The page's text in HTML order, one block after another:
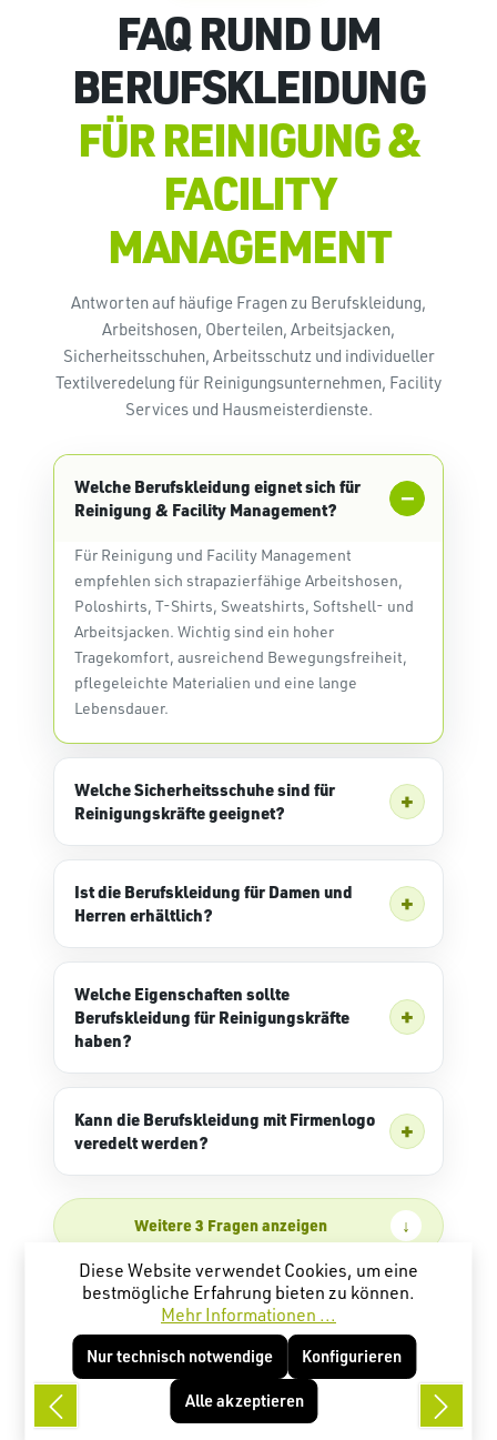
FAQ RUND UM
BERUFSKLEIDUNG
FÜR REINIGUNG &
FACILITY
MANAGEMENT
Antworten auf häufige Fragen zu Berufskleidung,
Arbeitshosen, Oberteilen, Arbeitsjacken,
Sicherheitsschuhen, Arbeitsschutz und individueller
Textilveredelung für Reinigungsunternehmen, Facility
Services und Hausmeisterdienste.
Welche Berufskleidung eignet sich für
Reinigung & Facility Management?
Für Reinigung und Facility Management
empfehlen sich strapazierfähige Arbeitshosen,
Poloshirts, T-Shirts, Sweatshirts, Softshell- und
Arbeitsjacken. Wichtig sind ein hoher
Tragekomfort, ausreichend Bewegungsfreiheit,
pflegeleichte Materialien und eine lange
Lebensdauer.
Welche Sicherheitsschuhe sind für
Reinigungskräfte geeignet?
Ist die Berufskleidung für Damen und
Herren erhältlich?
Welche Eigenschaften sollte
Berufskleidung für Reinigungskräfte
haben?
Kann die Berufskleidung mit Firmenlogo
veredelt werden?
Weitere 3 Fragen anzeigen
Diese Website verwendet Cookies, um eine
bestmögliche Erfahrung bieten zu können.
Mehr Informationen ...
Nur technisch notwendige Konfigurieren
Alle akzeptieren